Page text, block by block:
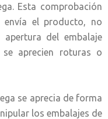
Esta comprobación
envía el producto, no
del embalaje
aprecien roturas o
se aprecia de forma
los embalajes de